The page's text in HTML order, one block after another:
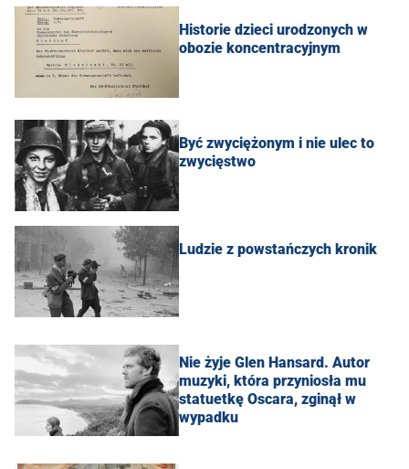
Historie dzieci urodzonych w
obozie koncentracyjnym
Być zwyciężonym i nie ulec to
zwycięstwo
Ludzie z powstańczych kronik
Nie żyje Glen Hansard. Autor
muzyki, która przyniosła mu
statuetkę Oscara, zginął w
wypadku